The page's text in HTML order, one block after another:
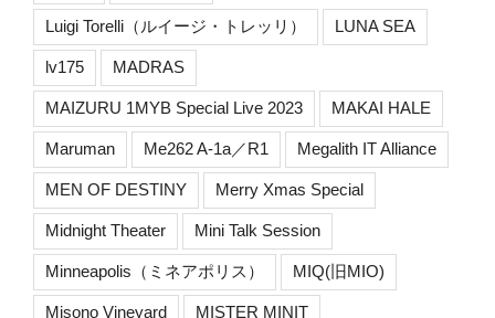
Luigi Torelli（ルイージ・トレッリ） LUNA SEA
lv175 MADRAS
MAIZURU 1MYB Special Live 2023 MAKAI HALE
Maruman Me262 A-1a／R1 Megalith IT Alliance
MEN OF DESTINY Merry Xmas Special
Midnight Theater Mini Talk Session
Minneapolis（ミネアポリス） MIQ(旧MIO)
Misono Vineyard MISTER MINIT